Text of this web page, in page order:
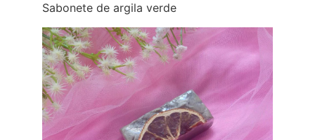
Sabonete de argila verde